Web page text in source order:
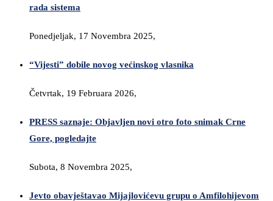
rada sistema
Ponedjeljak, 17 Novembra 2025,
“Vijesti” dobile novog većinskog vlasnika
Četvrtak, 19 Februara 2026,
PRESS saznaje: Objavljen novi otro foto snimak Crne
Gore, pogledajte
Subota, 8 Novembra 2025,
Jevto obavještavao Mijajlovićevu grupu o Amfilohijevom